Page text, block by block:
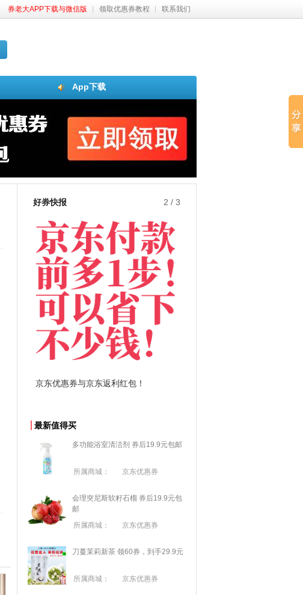
券老大APP下载与微信版 领取优惠券教程 联系我们
App下载
好券快报 2 / 3
京东优惠券与京东返利红包！
最新值得买
多功能浴室清洁剂 券后19.9元包邮
所属商城： 京东优惠券
会理突尼斯软籽石榴 券后19.9元包
邮
所属商城：
京东优惠券
刀蔓茉莉新茶 领60券，到手29.9元
所属商城： 京东优惠券